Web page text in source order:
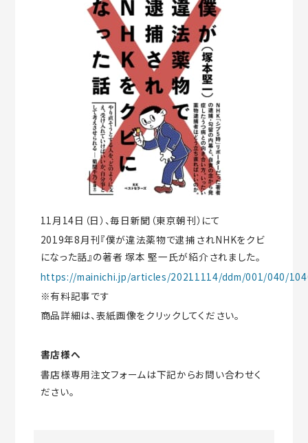
11月14日（日）、毎日新聞（東京朝刊）にて
2019年8月刊『僕が違法薬物で逮捕されNHKをクビ
になった話』の著者 塚本 堅一氏が紹介されました。
https://mainichi.jp/articles/20211114/ddm/001/040/
※有料記事です
商品詳細は、表紙画像をクリックしてください。
書店様へ
書店様専用注文フォームは下記からお問い合わせく
ださい。